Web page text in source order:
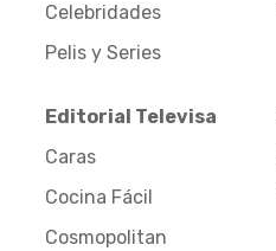
Celebridades
Pelis y Series
Editorial Televisa
Caras
Cocina Fácil
Cosmopolitan